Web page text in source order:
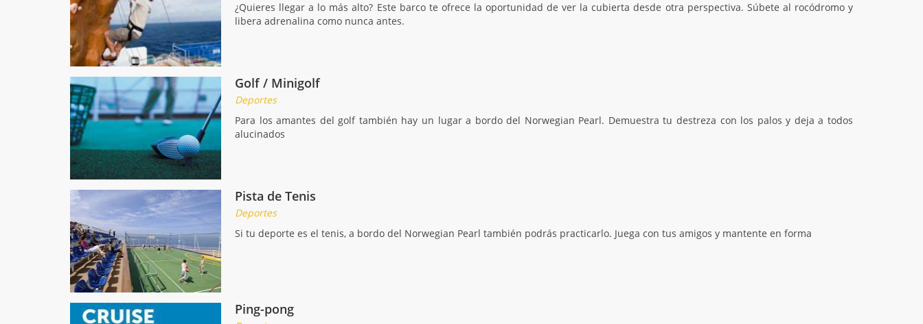
¿Quieres llegar a lo más alto? Este barco te ofrece la oportunidad de ver la cubierta desde otra perspectiva. Súbete al rocódromo y
libera adrenalina como nunca antes.
Golf / Minigolf
Deportes
Para los amantes del golf también hay un lugar a bordo del Norwegian Pearl. Demuestra tu destreza con los palos y deja a todos
alucinados
Pista de Tenis
Deportes
Si tu deporte es el tenis, a bordo del Norwegian Pearl también podrás practicarlo. Juega con tus amigos y mantente en forma
Ping-pong